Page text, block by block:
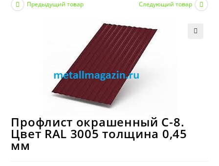
Предыдущий товар Следующий товар
Профлист окрашенный С-8.
Цвет RAL 3005 толщина 0,45
мм